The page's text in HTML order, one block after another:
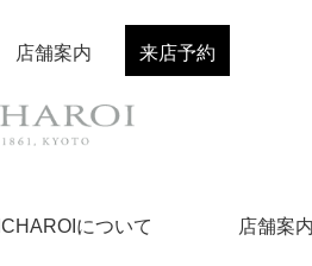
ICHAROIについて 店舗案内
店舗案内 来店予約